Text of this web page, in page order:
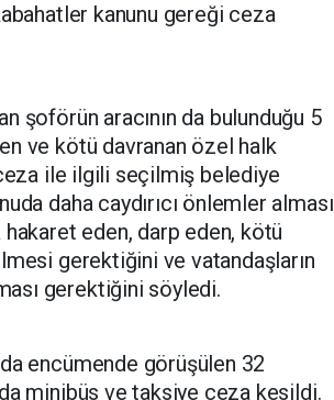
kanunu gereği ceza
şoförün aracının da bulunduğu 5
ve kötü davranan özel halk
ile ilgili seçilmiş belediye
daha caydırıcı önlemler alması
eden, darp eden, kötü
gerektiğini ve vatandaşların
gerektiğini söyledi.
encümende görüşülen 32
minibüs ve taksiye ceza kesildi.